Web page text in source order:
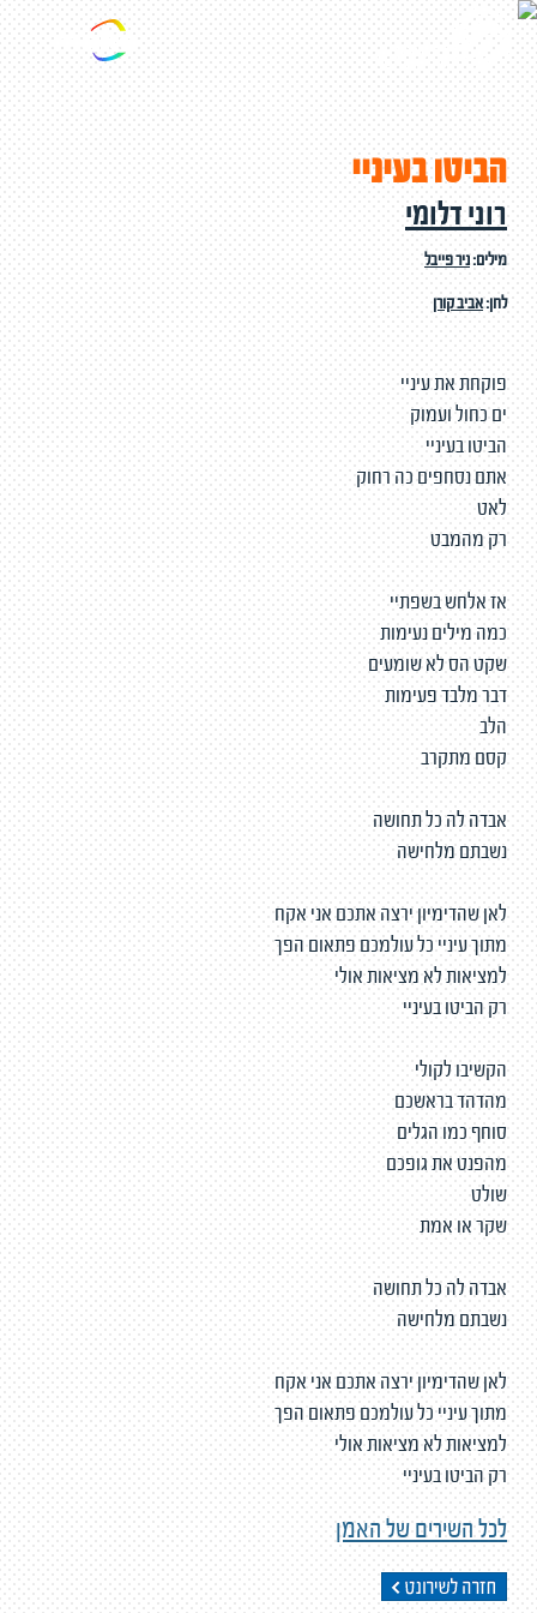
הביטו בעיניי
רוני דלומי
מילים:ניר פייבל
לחן:אביב קורן
פוקחת את עיניי
ים כחול ועמוק
הביטו בעיניי
אתם נסחפים כה רחוק
לאט
רק מהמבט
אז אלחש בשפתיי
כמה מילים נעימות
שקט הס לא שומעים
דבר מלבד פעימות
הלב
קסם מתקרב
אבדה לה כל תחושה
נשבתם מלחישה
לאן שהדימיון ירצה אתכם אני אקח
מתוך עיניי כל עולמכם פתאום הפך
למציאות לא מציאות אולי
רק הביטו בעיניי
הקשיבו לקולי
מהדהד בראשכם
סוחף כמו הגלים
מהפנט את גופכם
שולט
שקר או אמת
אבדה לה כל תחושה
נשבתם מלחישה
לאן שהדימיון ירצה אתכם אני אקח
מתוך עיניי כל עולמכם פתאום הפך
למציאות לא מציאות אולי
רק הביטו בעיניי
לכל השירים של האמן